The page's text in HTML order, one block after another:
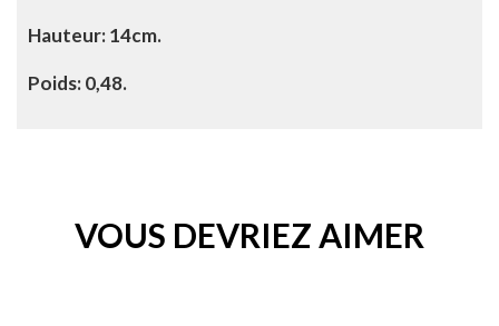
Hauteur: 14cm.
Poids: 0,48.
VOUS DEVRIEZ AIMER